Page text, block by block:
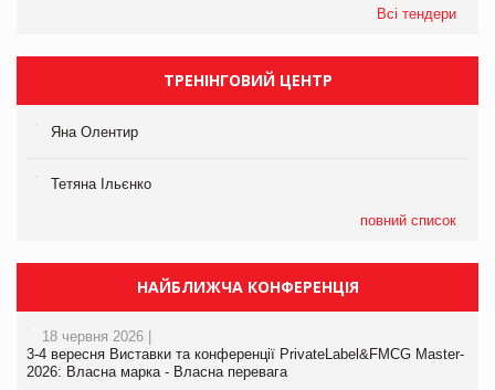
Всі тендери
ТРЕНІНГОВИЙ ЦЕНТР
Яна Олентир
Тетяна Ільєнко
повний список
НАЙБЛИЖЧА КОНФЕРЕНЦІЯ
18 червня 2026 |
3-4 вересня Виставки та конференції PrivateLabel&FMCG Master-
2026: Власна марка - Власна перевага